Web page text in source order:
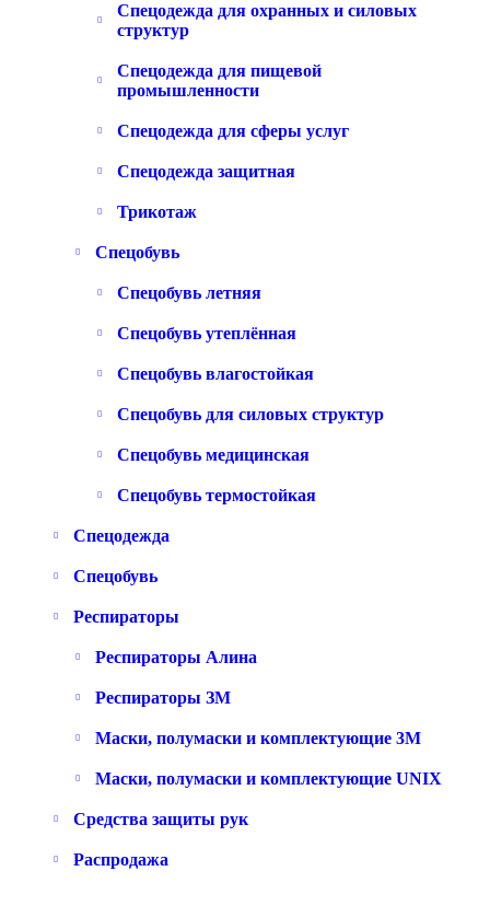
Спецодежда для охранных и силовых
структур
Спецодежда для пищевой
промышленности
Спецодежда для сферы услуг
Спецодежда защитная
Трикотаж
Спецобувь
Спецобувь летняя
Спецобувь утеплённая
Спецобувь влагостойкая
Спецобувь для силовых структур
Спецобувь медицинская
Спецобувь термостойкая
Спецодежда
Спецобувь
Респираторы
Респираторы Алина
Респираторы ЗМ
Маски, полумаски и комплектующие 3M
Маски, полумаски и комплектующие UNIX
Средства защиты рук
Распродажа